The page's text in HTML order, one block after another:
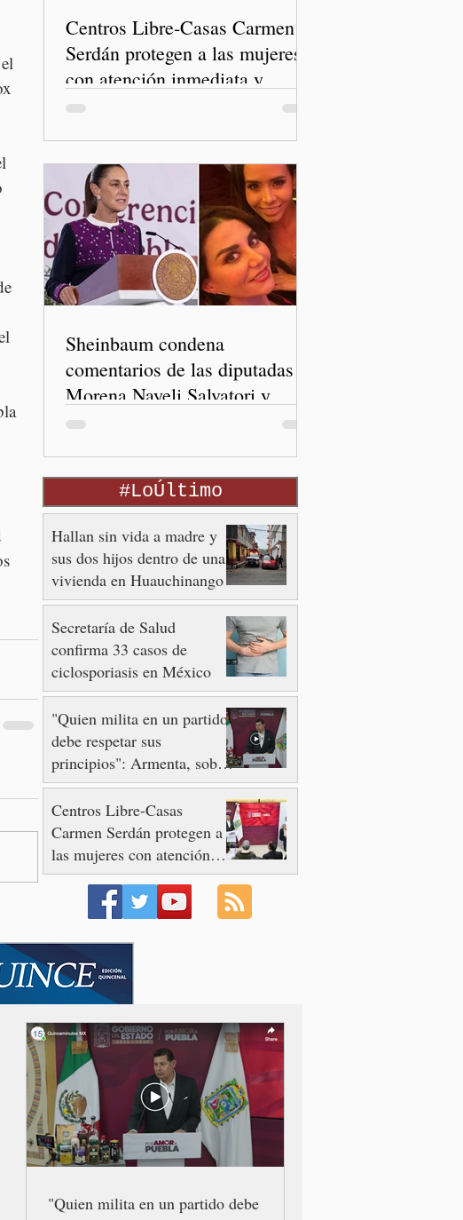
Centros Libre-Casas Carmen
Serdán protegen a las mujeres
con atención inmediata y
disminuyen feminicidios
Sheinbaum condena
comentarios de las diputadas de
Morena Nayeli Salvatori y
Graciela Palomares
#LoÚltimo
Hallan sin vida a madre y
sus dos hijos dentro de una
vivienda en Huauchinango
Secretaría de Salud
confirma 33 casos de
ciclosporiasis en México
"Quien milita en un partido
debe respetar sus
principios": Armenta, sobre
caso de Nayeli Salvatori y
Graciela Palomares
Centros Libre-Casas
Carmen Serdán protegen a
las mujeres con atención
inmediata y disminuyen
feminicidios
"Quien milita en un partido debe